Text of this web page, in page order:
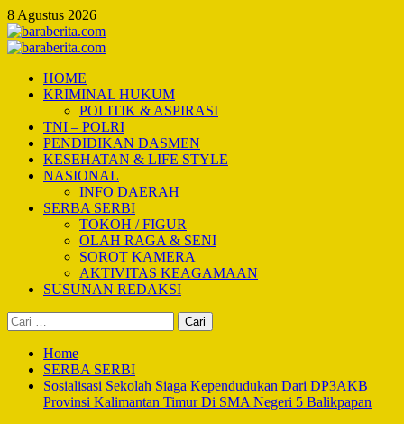
Skip
to
content
8 Agustus 2026
Primary
HOME
KRIMINAL HUKUM
POLITIK & ASPIRASI
TNI – POLRI
PENDIDIKAN DASMEN
KESEHATAN & LIFE STYLE
NASIONAL
INFO DAERAH
SERBA SERBI
TOKOH / FIGUR
OLAH RAGA & SENI
SOROT KAMERA
AKTIVITAS KEAGAMAAN
SUSUNAN REDAKSI
Cari
untuk:
Home
SERBA SERBI
Sosialisasi Sekolah Siaga Kependudukan Dari DP3AKB
Provinsi Kalimantan Timur Di SMA Negeri 5 Balikpapan